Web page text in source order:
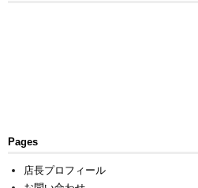
Pages
店長プロフィール